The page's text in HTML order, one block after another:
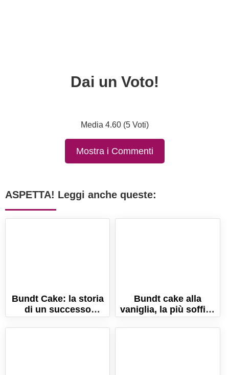
Dai un Voto!
Media 4.60 (5 Voti)
Mostra i Commenti
ASPETTA! Leggi anche queste:
Bundt Cake: la storia
di un successo
inaspettato!
Bundt cake alla
vaniglia, la più soffice
e profumata!